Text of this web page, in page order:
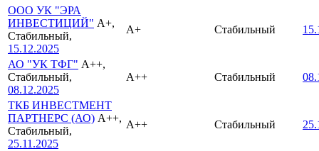
ООО УК "ЭРА
ИНВЕСТИЦИЙ" A+,
Стабильный,
15.12.2025
A+ Стабильный
АО "УК ТФГ" A++,
Стабильный,
08.12.2025
A++ Стабильный
ТКБ ИНВЕСТМЕНТ
ПАРТНЕРС (АО) A++,
Стабильный,
25.11.2025
A++ Стабильный